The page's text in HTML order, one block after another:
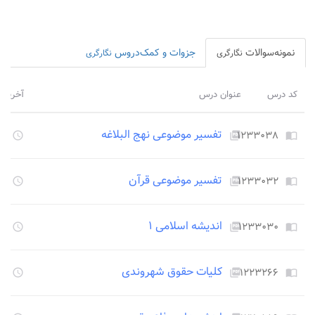
نمونه‌سوالات نگارگری جزوات و کمک‌دروس نگارگری
کد درس عنوان درس
import_contacts ۱۲۳۳۰۳۸picture_as_pdf تفسیر موضوعی نهج البلاغه access_time
import_contacts ۱۲۳۳۰۳۲picture_as_pdf تفسیر موضوعی قرآن access_time
import_contacts ۱۲۳۳۰۳۰picture_as_pdf اندیشه اسلامی ۱ access_time
import_contacts ۱۲۲۳۲۶۶picture_as_pdf کلیات حقوق شهروندی access_time